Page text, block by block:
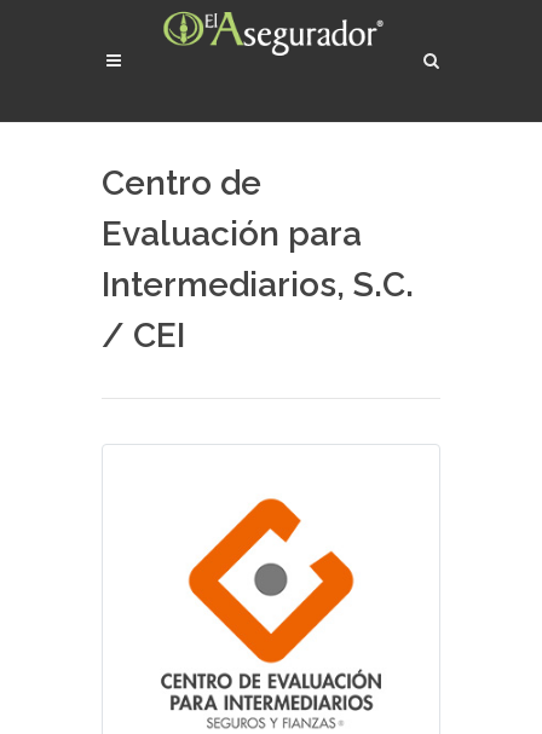
Centro de
Evaluación para
Intermediarios, S.C.
/ CEI